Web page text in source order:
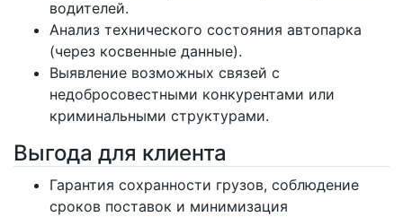
водителей.
Анализ технического состояния автопарка
(через косвенные данные).
Выявление возможных связей с
недобросовестными конкурентами или
криминальными структурами.
Выгода для клиента
Гарантия сохранности грузов, соблюдение
сроков поставок и минимизация